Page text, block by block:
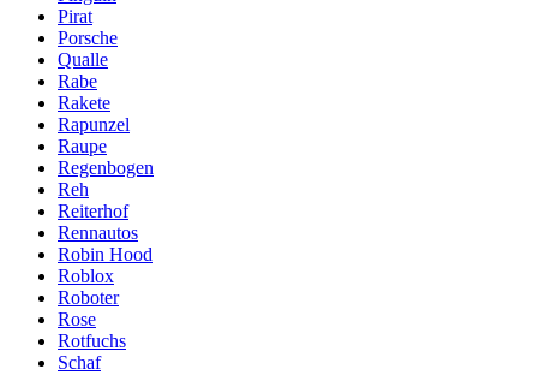
Pirat
Porsche
Qualle
Rabe
Rakete
Rapunzel
Raupe
Regenbogen
Reh
Reiterhof
Rennautos
Robin Hood
Roblox
Roboter
Rose
Rotfuchs
Schaf